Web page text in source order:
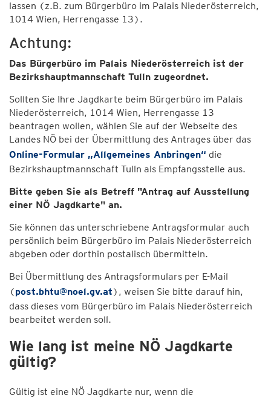
lassen (z.B. zum Bürgerbüro im Palais Niederösterreich,
1014 Wien, Herrengasse 13).
Achtung:
Das Bürgerbüro im Palais Niederösterreich ist der
Bezirkshauptmannschaft Tulln zugeordnet.
Sollten Sie Ihre Jagdkarte beim Bürgerbüro im Palais
Niederösterreich, 1014 Wien, Herrengasse 13
beantragen wollen, wählen Sie auf der Webseite des
Landes NÖ bei der Übermittlung des Antrages über das
Online-Formular „Allgemeines Anbringen“ die
Bezirkshauptmannschaft Tulln als Empfangsstelle aus.
Bitte geben Sie als Betreff "Antrag auf Ausstellung
einer NÖ Jagdkarte" an.
Sie können das unterschriebene Antragsformular auch
persönlich beim Bürgerbüro im Palais Niederösterreich
abgeben oder dorthin postalisch übermitteln.
Bei Übermittlung des Antragsformulars per E-Mail
(post.bhtu@noel.gv.at), weisen Sie bitte darauf hin,
dass dieses vom Bürgerbüro im Palais Niederösterreich
bearbeitet werden soll.
Wie lang ist meine NÖ Jagdkarte
gültig?
Gültig ist eine NÖ Jagdkarte nur, wenn die